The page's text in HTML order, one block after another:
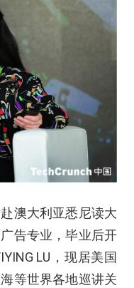
澳大利亚悉尼读大
告专业，毕业后开
LU，现居美国
等世界各地巡讲关